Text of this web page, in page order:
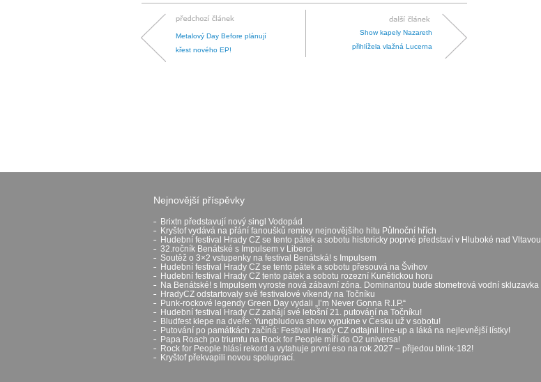
Metalový Day Before plánují
křest nového EP!
Show kapely Nazareth
přihlížela vlažná Lucerna
Nejnovější příspěvky
Brixtn představují nový singl Vodopád
Kryštof vydává na přání fanoušků remixy nejnovějšího hitu Půlnoční hřích
Hudební festival Hrady CZ se tento pátek a sobotu historicky poprvé představí v Hluboké nad Vltavou
32.ročník Benátské s Impulsem v Liberci
Soutěž o 3×2 vstupenky na festival Benátská! s Impulsem
Hudební festival Hrady CZ se tento pátek a sobotu přesouvá na Švihov
Hudební festival Hrady CZ tento pátek a sobotu rozezní Kunětickou horu
Na Benátské! s Impulsem vyroste nová zábavní zóna. Dominantou bude stometrová vodní skluzavka
HradyCZ odstartovaly své festivalové víkendy na Točníku
Punk-rockové legendy Green Day vydali „I’m Never Gonna R.I.P.“
Hudební festival Hrady CZ zahájí své letošní 21. putování na Točníku!
Bludfest klepe na dveře: Yungbludova show vypukne v Česku už v sobotu!
Putování po památkách začíná: Festival Hrady CZ odtajnil line-up a láká na nejlevnější lístky!
Papa Roach po triumfu na Rock for People míří do O2 universa!
Rock for People hlásí rekord a vytahuje první eso na rok 2027 – přijedou blink-182!
Kryštof překvapili novou spoluprací.